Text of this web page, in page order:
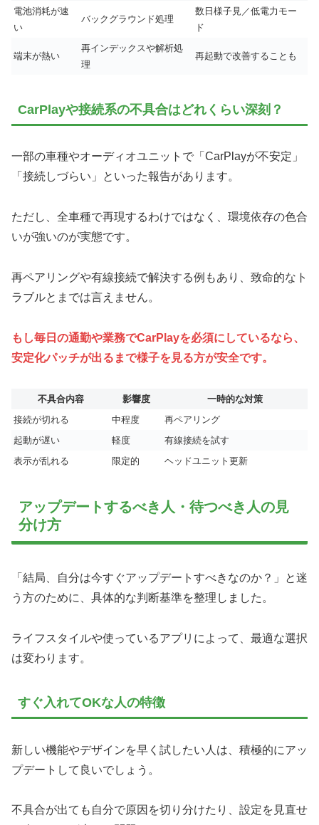
電池消耗が速
い
バックグラウンド処理
数日様子見／低電力モー
ド
端末が熱い
再インデックスや解析処
理
再起動で改善することも
CarPlayや接続系の不具合はどれくらい深刻？
一部の車種やオーディオユニットで「CarPlayが不安定」
「接続しづらい」といった報告があります。
ただし、全車種で再現するわけではなく、環境依存の色合
いが強いのが実態です。
再ペアリングや有線接続で解決する例もあり、致命的なト
ラブルとまでは言えません。
もし毎日の通勤や業務でCarPlayを必須にしているなら、
安定化パッチが出るまで様子を見る方が安全です。
不具合内容 影響度
一時的な対策
接続が切れる
中程度
再ペアリング
起動が遅い
軽度
有線接続を試す
表示が乱れる
限定的 ヘッドユニット更新
アップデートするべき人・待つべき人の見
分け方
「結局、自分は今すぐアップデートすべきなのか？」と迷
う方のために、具体的な判断基準を整理しました。
ライフスタイルや使っているアプリによって、最適な選択
は変わります。
すぐ入れてOKな人の特徴
新しい機能やデザインを早く試したい人は、積極的にアッ
プデートして良いでしょう。
不具合が出ても自分で原因を切り分けたり、設定を見直せ